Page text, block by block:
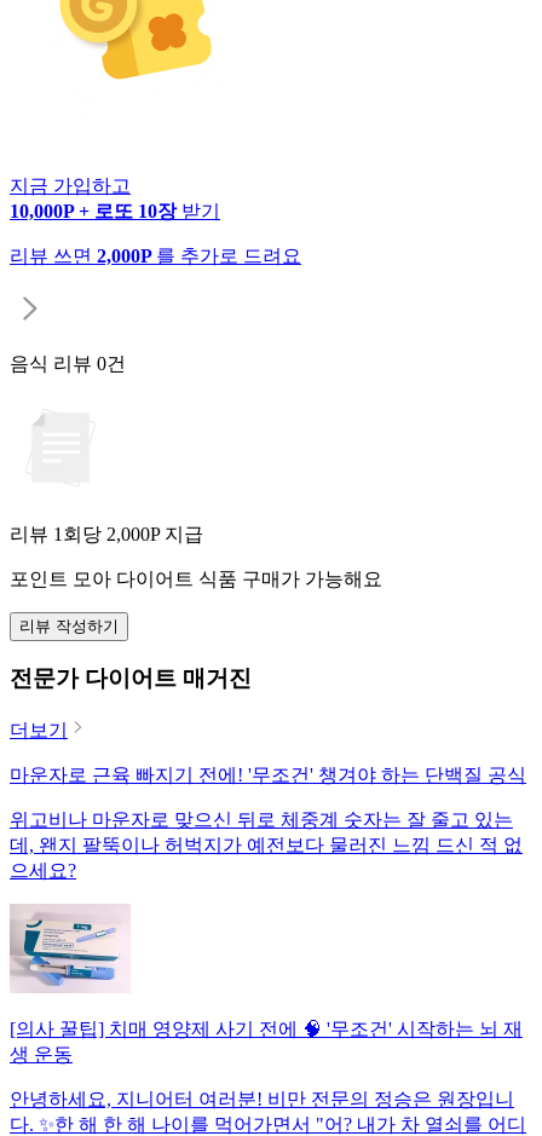
지금 가입하고
10,000P + 로또 10장 받기
리뷰 쓰면 2,000P 를 추가로 드려요
음식 리뷰 0건
리뷰 1회당 2,000P 지급
포인트 모아 다이어트 식품 구매가 가능해요
리뷰 작성하기
전문가 다이어트 매거진
더보기
마운자로 근육 빠지기 전에! '무조건' 챙겨야 하는 단백질 공식
위고비나 마운자로 맞으신 뒤로 체중계 숫자는 잘 줄고 있는
데, 왠지 팔뚝이나 허벅지가 예전보다 물러진 느낌 드신 적 없
으세요?
[의사 꿀팁] 치매 영양제 사기 전에 🧠 '무조건' 시작하는 뇌 재
생 운동
안녕하세요, 지니어터 여러분! 비만 전문의 정승은 원장입니
다. ✨한 해 한 해 나이를 먹어가면서 "어? 내가 차 열쇠를 어디